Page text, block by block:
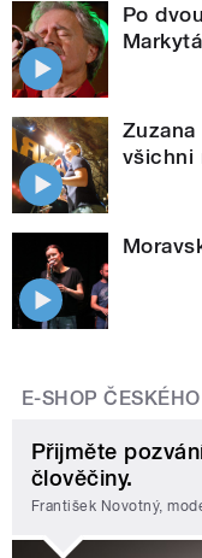
Po
všichni
E-SHOP
Přijměte
člověčiny.
František Novotný,